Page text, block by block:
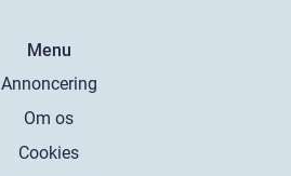
Menu
Annoncering
Om os
Cookies